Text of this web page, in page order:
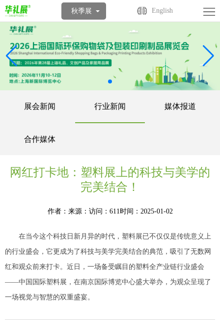
秋季展 English
首
于
展
展会新闻 行业新闻 媒体报道
合作媒体
网红打卡地：塑料展上的科技与美学的
完美结合！
作者： 来源： 访问：611 时间：2025-01-02
在当今这个科技日新月异的时代，塑料展已不仅仅是传统意义上
的行业盛会，它更成为了科技与美学完美结合的典范，吸引了无数网
红和观众前来打卡。近日，一场备受瞩目的塑料全产业链行业盛会
——中国国际塑料展，在南京国际博览中心盛大举办，为观众呈现了
一场视觉与智慧的双重盛宴。